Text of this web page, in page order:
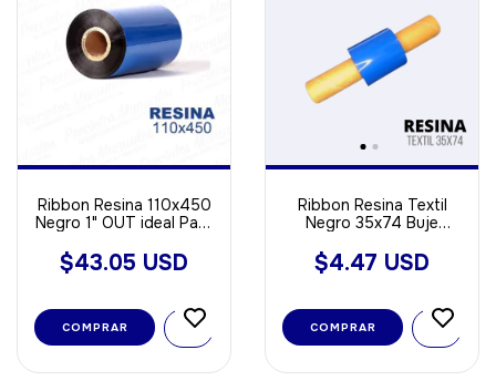
Ribbon Resina 110x450
Negro 1" OUT ideal Para
Sintetica
$43.05 USD
COMPRAR
Ribbon Resina Textil
Negro 35x74 Buje
$4.47 USD
COMPRAR